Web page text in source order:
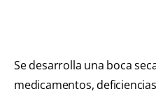
Se desarrolla una boca
medicamentos,